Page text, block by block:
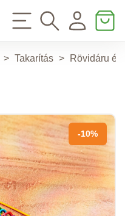
> Takarítás > Rövidáru és
-10%